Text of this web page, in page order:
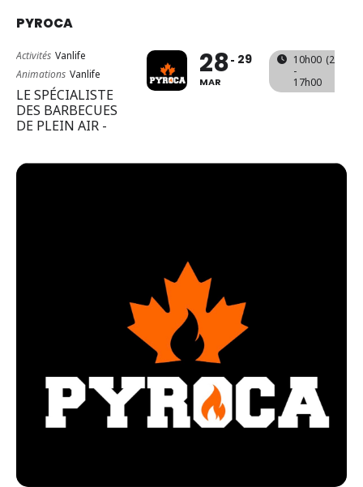
PYROCA
Activités Vanlife
Animations Vanlife
LE SPÉCIALISTE
DES BARBECUES
DE PLEIN AIR -
28
MAR
29
10h00
-
17h00
(29)